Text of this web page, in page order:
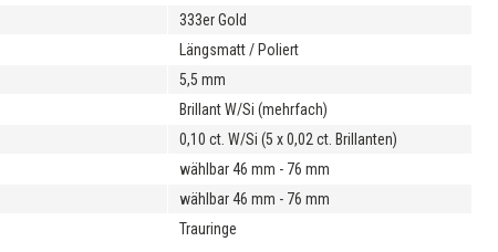
333er Gold
Längsmatt / Poliert
5,5 mm
Brillant W/Si (mehrfach)
0,10 ct. W/Si (5 x 0,02 ct. Brillanten)
wählbar 46 mm - 76 mm
wählbar 46 mm - 76 mm
Trauringe